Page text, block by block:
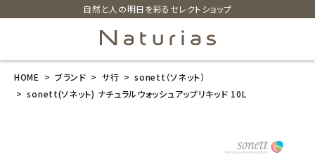
自然と人の明日を彩るセレクトショップ
search
HOME ブランド サ行
sonett（ソネット）
sonett(ソネット) ナチュラルウォッシュアップリキッド 10L